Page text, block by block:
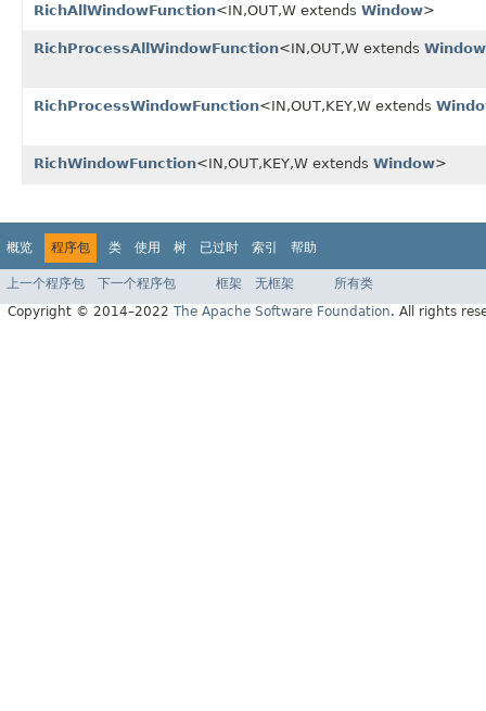
RichAllWindowFunction<IN,OUT,W extends Window>
RichProcessAllWindowFunction<IN,OUT,W extends Window
RichProcessWindowFunction<IN,OUT,KEY,W extends
RichWindowFunction<IN,OUT,KEY,W extends Window>
概览 程序包 类 使用 树 已过时 索引 帮助
上一个程序包 下一个程序包 框架 无框架
所有类
Copyright © 2014–2022 The Apache Software Foundation. All rights